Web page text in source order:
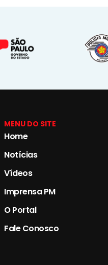
MENU DO SITE
Home
Notícias
Vídeos
Imprensa PM
O Portal
Fale Conosco